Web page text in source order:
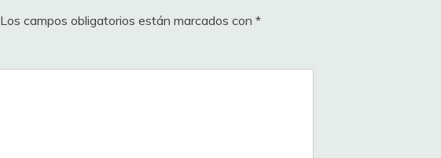
Los campos obligatorios están marcados con *